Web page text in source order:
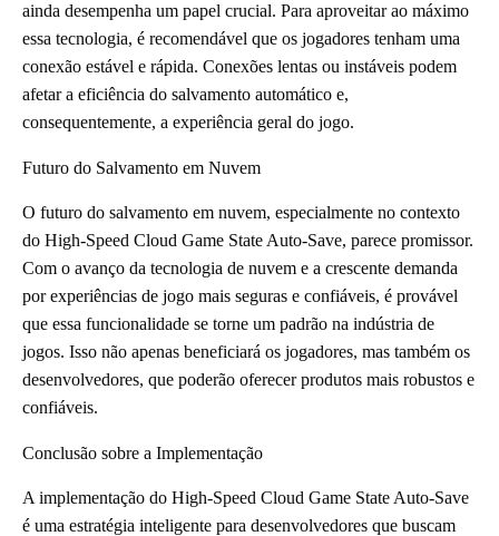
ainda desempenha um papel crucial. Para aproveitar ao máximo
essa tecnologia, é recomendável que os jogadores tenham uma
conexão estável e rápida. Conexões lentas ou instáveis podem
afetar a eficiência do salvamento automático e,
consequentemente, a experiência geral do jogo.
Futuro do Salvamento em Nuvem
O futuro do salvamento em nuvem, especialmente no contexto
do High-Speed Cloud Game State Auto-Save, parece promissor.
Com o avanço da tecnologia de nuvem e a crescente demanda
por experiências de jogo mais seguras e confiáveis, é provável
que essa funcionalidade se torne um padrão na indústria de
jogos. Isso não apenas beneficiará os jogadores, mas também os
desenvolvedores, que poderão oferecer produtos mais robustos e
confiáveis.
Conclusão sobre a Implementação
A implementação do High-Speed Cloud Game State Auto-Save
é uma estratégia inteligente para desenvolvedores que buscam